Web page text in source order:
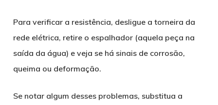
Para verificar a resistência, desligue a torneira da
rede elétrica, retire o espalhador (aquela peça na
saída da água) e veja se há sinais de corrosão,
queima ou deformação.
Se notar algum desses problemas, substitua a